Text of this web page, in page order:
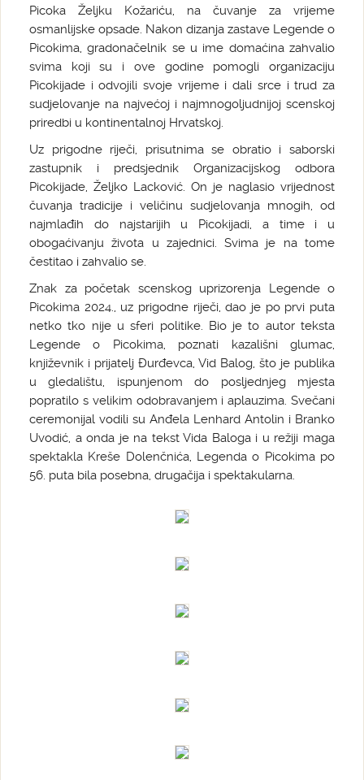
Picoka Željku Kožariću, na čuvanje za vrijeme
osmanlijske opsade. Nakon dizanja zastave Legende o
Picokima, gradonačelnik se u ime domaćina zahvalio
svima koji su i ove godine pomogli organizaciju
Picokijade i odvojili svoje vrijeme i dali srce i trud za
sudjelovanje na najvećoj i najmnogoljudnijoj scenskoj
priredbi u kontinentalnoj Hrvatskoj.
Uz prigodne riječi, prisutnima se obratio i saborski
zastupnik i predsjednik Organizacijskog odbora
Picokijade, Željko Lacković. On je naglasio vrijednost
čuvanja tradicije i veličinu sudjelovanja mnogih, od
najmlađih do najstarijih u Picokijadi, a time i u
obogaćivanju života u zajednici. Svima je na tome
čestitao i zahvalio se.
Znak za početak scenskog uprizorenja Legende o
Picokima 2024., uz prigodne riječi, dao je po prvi puta
netko tko nije u sferi politike. Bio je to autor teksta
Legende o Picokima, poznati kazališni glumac,
književnik i prijatelj Đurđevca, Vid Balog, što je publika
u gledalištu, ispunjenom do posljednjeg mjesta
popratilo s velikim odobravanjem i aplauzima. Svečani
ceremonijal vodili su Anđela Lenhard Antolin i Branko
Uvodić, a onda je na tekst Vida Baloga i u režiji maga
spektakla Kreše Dolenčnića, Legenda o Picokima po
56. puta bila posebna, drugačija i spektakularna.